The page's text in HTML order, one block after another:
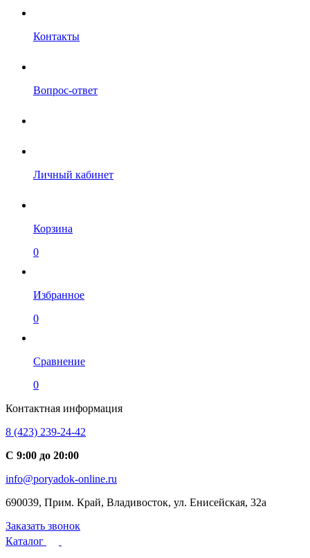
Контакты
Вопрос-ответ
Личный кабинет
Корзина
0
Избранное
0
Сравнение
0
Контактная информация
8 (423) 239-24-42
С 9:00 до 20:00
info@poryadok-online.ru
690039, Прим. Край, Владивосток, ул. Енисейская, 32а
Заказать звонок
Каталог